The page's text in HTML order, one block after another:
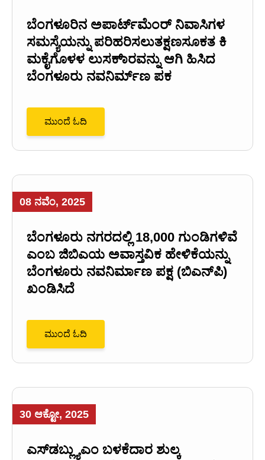
ಬೆಂಗಳೂರಿನ ಅಪಾರ್ಟ್‌ಮೆಂರ್ ನಿವಾಸಿಗಳ
ಸಮಸ್ಯೆಯನ್ನು ಪರಿಹರಿಸಲುತಕ್ಷಣಸೂಕತ ಕಿ
ಮಕೈಗೊಳಳ ಲುಸಕಾ್‌ರವನ್ನು ಆಗಿ ಹಿಸಿದ
ಬೆಂಗಳೂರು ನವನಿರ್ಮ್‌ಣ ಪಕ
ಮುಂದೆ ಓದಿ
08 ನವೆಂ, 2025
ಬೆಂಗಳೂರು ನಗರದಲ್ಲಿ 18,000 ಗುಂಡಿಗಳಿವೆ
ಎಂಬ ಜಿಬಿಎಯ ಅವಾಸ್ತವಿಕ ಹೇಳಿಕೆಯನ್ನು
ಬೆಂಗಳೂರು ನವನಿರ್ಮಾಣ ಪಕ್ಷ (ಬಿಎನ್‌ಪಿ)
ಖಂಡಿಸಿದೆ
ಮುಂದೆ ಓದಿ
30 ಆಕ್ಟೋ, 2025
ಎಸ್‌ಡಬ್ಲ್ಯುಎಂ ಬಳಕೆದಾರ ಶುಲ್ಕ